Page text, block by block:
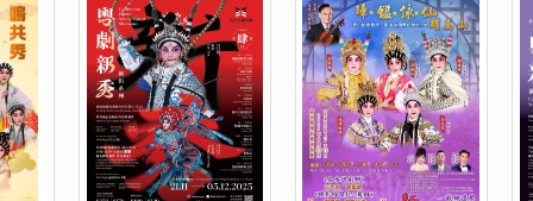
情寶劍有情天》《雙仙拜
月亭》《黃飛虎反五關》